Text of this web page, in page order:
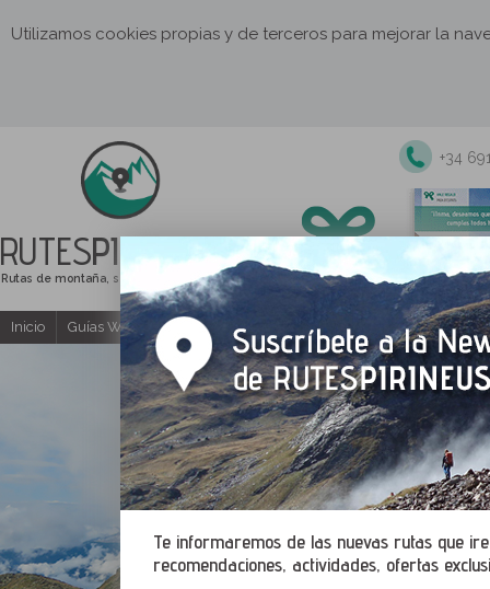
Utilizamos cookies propias y de terceros para mejorar la
RUTESPIRINEUS
Rutas de montaña, senderismo y excursiones
+34
Te informaremos de las nuevas rutas que
recomendaciones, actividades, ofertas
Inicio Guías Web y PDF gratuitas Excursiones y actividades